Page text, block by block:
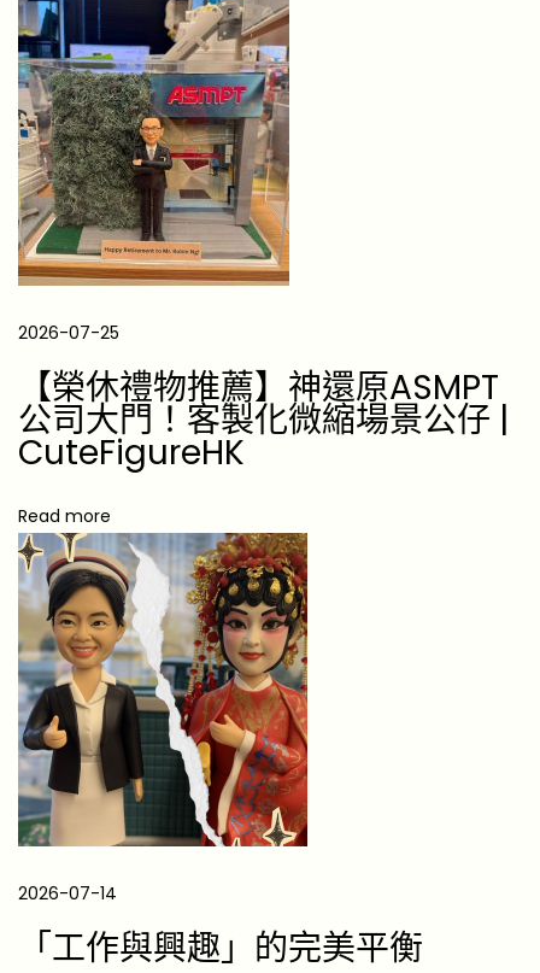
6
]
兄
弟
禮
物
睇
完
即
T
o
9
有
心
意
禮
物
推
介
2026-07-25
【榮休禮物推薦】神還原ASMPT
公司大門！客製化微縮場景公仔 |
CuteFigureHK
Read more
2026-07-14
「工作與興趣」的完美平衡